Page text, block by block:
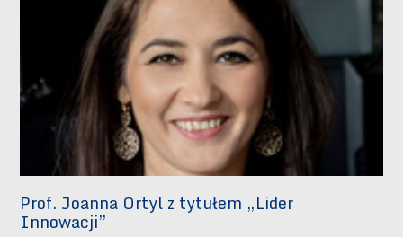
Prof. Joanna Ortyl z tytułem „Lider
Innowacji”